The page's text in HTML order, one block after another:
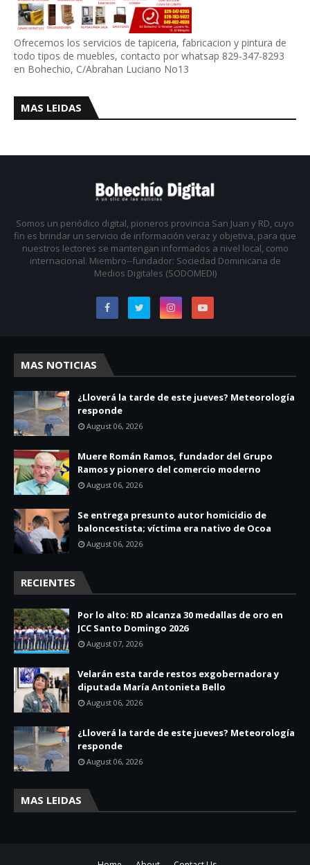
Ofrecemos los servicios de tapiceria, fabricacion y pintura de
todo tipos de muebles, contacto por whatsap 829-347-8293
en Bohechio, C/Abrahan Luciano No13
MAS LEIDAS
Somos un periódico digital, pioneros provincia San Juan y RD, cuyo
fin es brindar un servicio de información veraz y objetiva, para que
nuestros lectores se mantengan informados a nivel local, como
internacional. Miembro--fundador: Sociedad Dominicana de
Medios Digitales (SODOMEDI)
MAS NOTICIAS
¿Lloverá la tarde de este jueves? Meteorología
responde
August 06, 2026
Muere Román Ramos, fundador del Grupo
Ramos y pionero del comercio moderno
August 06, 2026
Se entrega presunto autor homicidio de
baloncestista; víctima era nativo de Ocoa
August 06, 2026
RECIENTES
Por lo alto: RD alcanza 30 medallas de oro en
JCC Santo Domingo 2026
August 07, 2026
Velarán esta tarde restos exgobernadora y
diputada María Antonieta Bello
August 06, 2026
¿Lloverá la tarde de este jueves? Meteorología
responde
August 06, 2026
MAS LEIDAS